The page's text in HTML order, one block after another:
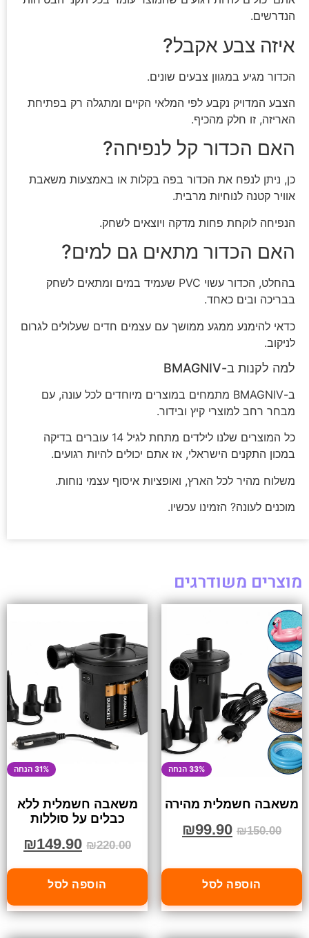
הנדרשים.
איזה צבע אקבל?
הכדור מגיע במגוון צבעים שונים.
הצבע המדויק נקבע לפי המלאי הקיים ומתגלה רק בפתיחת
האריזה, זו חלק מהכיף.
האם הכדור קל לנפיחה?
כן, ניתן לנפח את הכדור בפה בקלות או באמצעות משאבת
אוויר קטנה לנוחיות מרבית.
הנפיחה לוקחת פחות מדקה ויוצאים לשחק.
האם הכדור מתאים גם למים?
בהחלט, הכדור עשוי PVC שעמיד במים ומתאים לשחק
בבריכה ובים כאחד.
כדאי להימנע ממגע ממושך עם עצמים חדים שעלולים לגרום
לניקוב.
למה לקנות ב-BMAGNIV
ב-BMAGNIV מתמחים במוצרים מיוחדים לכל עונה, עם
מבחר רחב למוצרי קיץ ובידור.
כל המוצרים שלנו לילדים מתחת לגיל 14 עוברים בדיקה
במכון התקנים הישראלי, אז אתם יכולים להיות רגועים.
משלוח מהיר לכל הארץ, ואופציות איסוף עצמי נוחות.
מוכנים לעונה? הזמינו עכשיו.
מוצרים משודרגים
33% הנחה
משאבה חשמלית מהירה
₪150.00
₪99.90
הוספה לסל
31% הנחה
משאבה חשמלית ללא
כבלים על סוללות
₪220.00
₪149.90
הוספה לסל